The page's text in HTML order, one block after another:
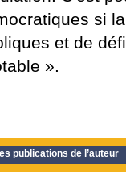
si
et de
».
publications de l’auteur